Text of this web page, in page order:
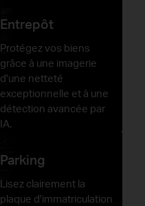
Entrepôt
Protégez vos biens
grâce à une imagerie
d'une netteté
exceptionnelle et à une
détection avancée par
IA.
Parking
Lisez clairement la
plaque d'immatriculation